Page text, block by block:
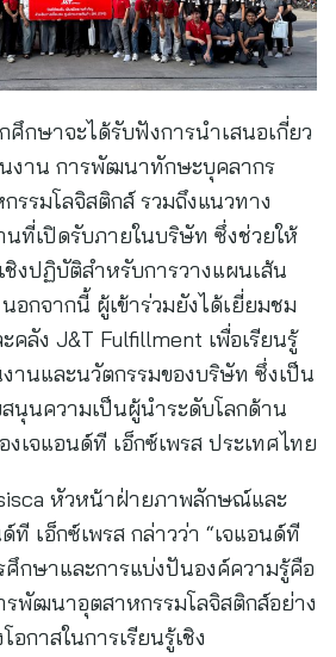
กษาจะได้รับฟังการนำเสนอเกี่ยว
งาน การพัฒนาทักษะบุคลากร
รรมโลจิสติกส์ รวมถึงแนวทาง
ที่เปิดรับภายในบริษัท ซึ่งช่วยให้
งปฏิบัติสำหรับการวางแผนเส้น
อกจากนี้ ผู้เข้าร่วมยังได้เยี่ยมชม
ลัง J&T Fulfillment เพื่อเรียนรู้
านและนวัตกรรมของบริษัท ซึ่งเป็น
นุนความเป็นผู้นำระดับโลกด้าน
งเจแอนด์ที เอ็กซ์เพรส ประเทศไทย
หัวหน้าฝ่ายภาพลักษณ์และ
ที เอ็กซ์เพรส กล่าวว่า “เจแอนด์ที
ศึกษาและการแบ่งปันองค์ความรู้คือ
พัฒนาอุตสาหกรรมโลจิสติกส์อย่าง
อกาสในการเรียนรู้เชิง